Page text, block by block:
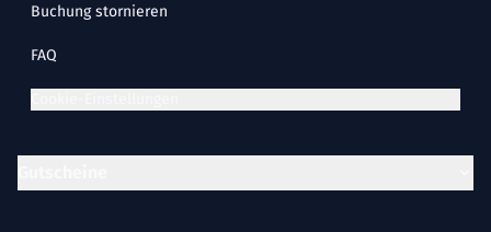
Buchung stornieren
FAQ